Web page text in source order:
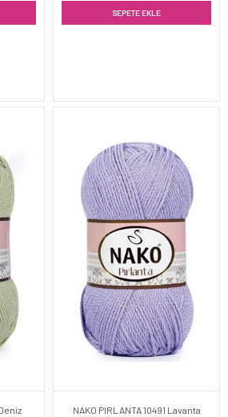
SEPETE EKLE
NAKO PIRLANTA 10491 Lavanta